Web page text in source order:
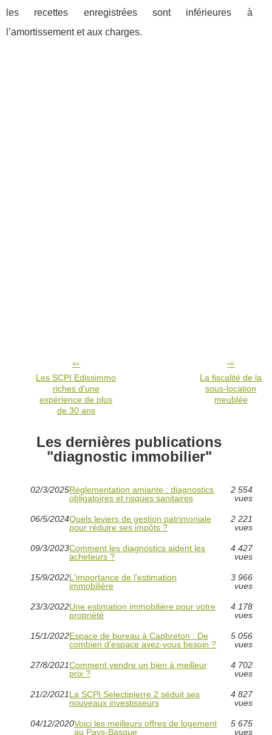
les recettes enregistrées sont inférieures à
l’amortissement et aux charges.
Les SCPI Edissimmo
riches d’une
expérience de plus
de 30 ans
La fiscalité de la
sous-location
meublée
Les dernières publications
"diagnostic immobilier"
02/3/2025Réglementation amiante : diagnostics
obligatoires et risques sanitaires
2 554
vues
06/5/2024Quels leviers de gestion patrimoniale
pour réduire ses impôts ?
2 221
vues
09/3/2023Comment les diagnostics aident les
acheteurs ?
4 427
vues
15/9/2022L'importance de l'estimation
immobilière
3 966
vues
23/3/2022Une estimation immobilière pour votre
propriété
4 178
vues
15/1/2022Espace de bureau à Capbreton : De
combien d'espace avez-vous besoin ?
5 056
vues
27/8/2021Comment vendre un bien à meilleur
prix ?
4 702
vues
21/2/2021La SCPI Selectipierre 2 séduit ses
nouveaux investisseurs
4 827
vues
04/12/2020Voici les meilleurs offres de logement
au Pays-Basque
5 675
vues